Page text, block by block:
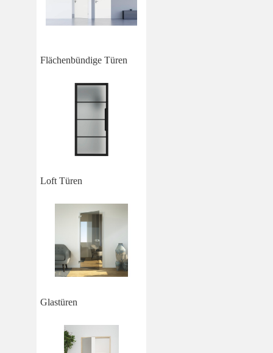
Flächenbündige Türen
Loft Türen
Glastüren